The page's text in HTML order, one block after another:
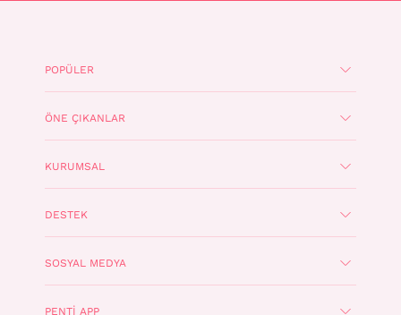
POPÜLER
ÖNE ÇIKANLAR
KURUMSAL
DESTEK
SOSYAL MEDYA
PENTI APP